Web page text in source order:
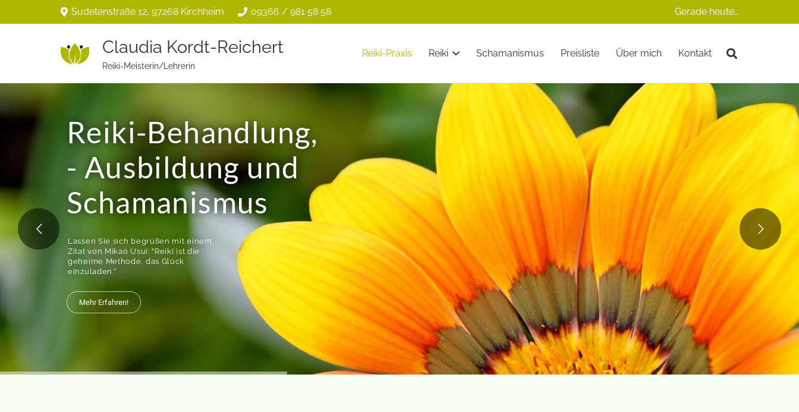
Sudetenstraße 12, 97268 Kirchheim 09366 / 981 58 58 Gerade heute…
Claudia Kordt-Reichert
Reiki-Meisterin/Lehrerin
Reiki-Praxis Reiki Schamanismus Preisliste Über mich Kontakt
Reiki-Behandlung,
- Ausbildung und
Schamanismus
Lassen Sie sich begrüßen mit einem
Zitat von Mikao Usui: "Reiki ist die
geheime Methode, das Glück
einzuladen.”
Mehr Erfahren!